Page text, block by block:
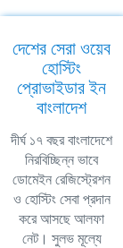
দেশের সেরা ওয়েব
হোস্টিং
প্রোভাইডার ইন
বাংলাদেশ
দীর্ঘ ১৭ বছর বাংলাদেশে
নিরবিচ্ছিন্ন ভাবে
ডোমেইন রেজিস্ট্রেশন
ও হোস্টিং সেবা প্রদান
করে আসছে আলফা
নেট। সুলভ মূল্যে